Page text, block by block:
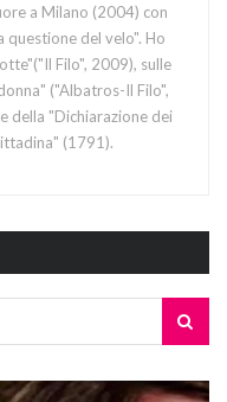
a Milano (2004) con
questione del velo". Ho
Filo", 2009), sulle
("Albatros-Il Filo",
della "Dichiarazione dei
(1791).